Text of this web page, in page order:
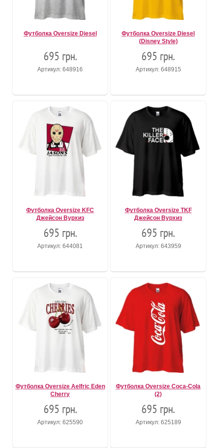
Футболка Oversize Diesel
695 грн.
Артикул: 648916
Футболка Oversize Diesel
(Disney Style)
695 грн.
Артикул: 648915
Футболка Oversize KFC
Джейсон Вурхиз
695 грн.
Артикул: 644081
Футболка Oversize TKF
Джейсон Вурхиз
695 грн.
Артикул: 643959
Футболка Oversize Aelfric Eden
Cherry
695 грн.
Артикул: 625590
Футболка Oversize Coca-Cola
(2)
695 грн.
Артикул: 625189